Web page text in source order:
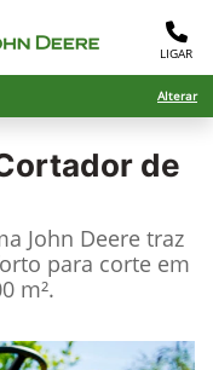
LIGAR
Alterar
de
John Deere traz
para corte em
m².